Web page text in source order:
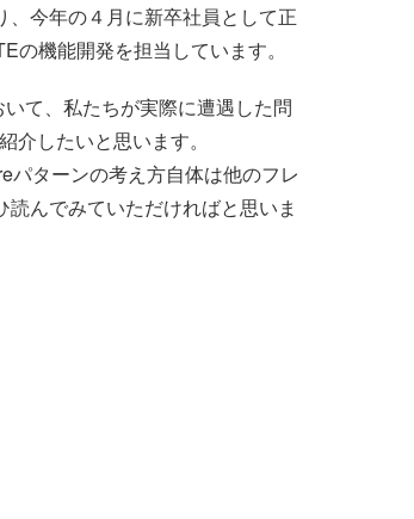
今年の４月に新卒社員として正
機能開発を担当しています。
て、私たちが実際に遭遇した問
したいと思います。
パターンの考え方自体は他のフレ
んでみていただければと思いま